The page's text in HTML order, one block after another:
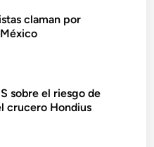
claman por
sobre el riesgo de
crucero Hondius